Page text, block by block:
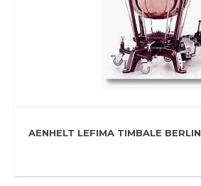
AENHELT LEFIMA TIMBALE BERLIN